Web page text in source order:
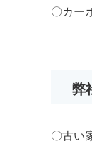
〇カー
弊
〇古い